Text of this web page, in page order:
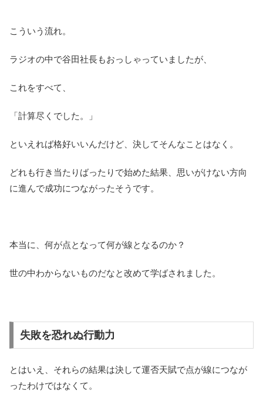
こういう流れ。
ラジオの中で谷田社長もおっしゃっていましたが、
これをすべて、
「計算尽くでした。」
といえれば格好いいんだけど、決してそんなことはなく。
どれも行き当たりばったりで始めた結果、思いがけない方向
に進んで成功につながったそうです。
本当に、何が点となって何が線となるのか？
世の中わからないものだなと改めて学ばされました。
失敗を恐れぬ行動力
とはいえ、それらの結果は決して運否天賦で点が線につなが
ったわけではなくて。